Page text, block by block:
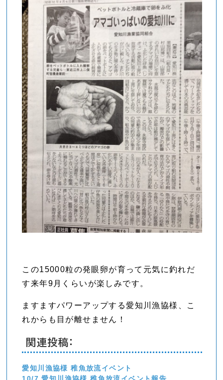
この15000粒の発眼卵が育って元気に釣れだ
す来年9月くらいが楽しみです。
ますますパワーアップする愛知川漁協様、こ
れからも目が離せません！
関連投稿:
愛知川漁協様 稚魚放流イベント
10/7 愛知川漁協様 稚魚放流イベント報告